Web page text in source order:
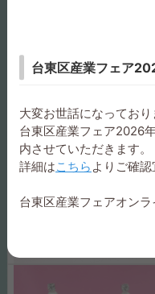
髪飾り 18251
台東区産業フェア
大変お世話になっており
台東区産業フェア2026
内させていただきます。
詳細はこちら よりご確認
台東区産業フェアオンラ